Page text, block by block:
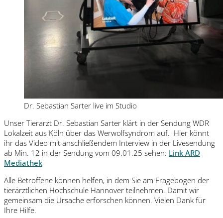
Dr. Sebastian Sarter live im Studio
Unser Tierarzt Dr. Sebastian Sarter klärt in der Sendung WDR
Lokalzeit aus Köln über das Werwolfsyndrom auf. Hier könnt
ihr das Video mit anschließendem Interview in der Livesendung
ab Min. 12 in der Sendung vom 09.01.25 sehen: Link ARD
Mediathek
Alle Betroffene können helfen, in dem Sie am Fragebogen der
tierärztlichen Hochschule Hannover teilnehmen. Damit wir
gemeinsam die Ursache erforschen können. Vielen Dank für
Ihre Hilfe.